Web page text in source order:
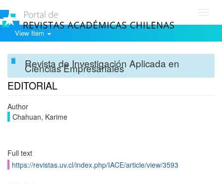
View Item
Revista de Investigación Aplicada en
Ciencias Empresariales
EDITORIAL
Author
Chahuan, Karime
Full text
https://revistas.uv.cl/index.php/IACE/article/view/3593